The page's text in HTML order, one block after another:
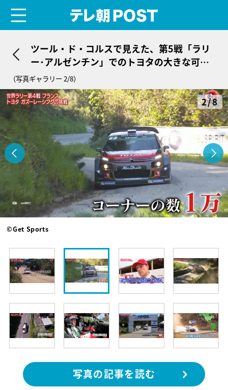
ツール・ド・コルスで見えた、第5戦「ラリ
ー･アルゼンチン」でのトヨタの大きな可能
性【世界ラリー（WRC）】
（写真ギャラリー 2/8）
2/8
©Get Sports
写真の記事を読む